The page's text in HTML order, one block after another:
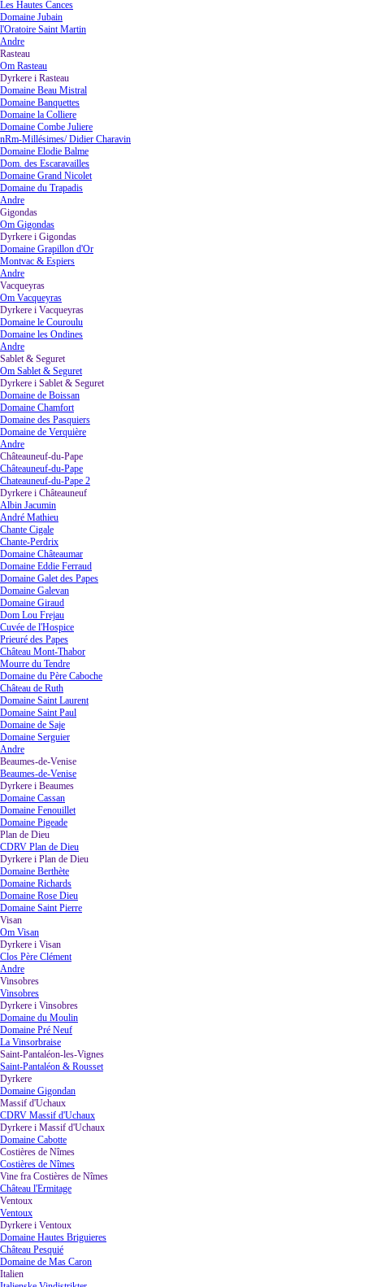
Les Hautes Cances
Domaine Jubain
l'Oratoire Saint Martin
Andre
Rasteau
Om Rasteau
Dyrkere i Rasteau
Domaine Beau Mistral
Domaine Banquettes
Domaine la Colliere
Domaine Combe Juliere
nRm-Millésimes/ Didier Charavin
Domaine Elodie Balme
Dom. des Escaravailles
Domaine Grand Nicolet
Domaine du Trapadis
Andre
Gigondas
Om Gigondas
Dyrkere i Gigondas
Domaine Grapillon d'Or
Montvac & Espiers
Andre
Vacqueyras
Om Vacqueyras
Dyrkere i Vacqueyras
Domaine le Couroulu
Domaine les Ondines
Andre
Sablet & Seguret▼
Om Sablet & Seguret
Dyrkere i Sablet & Seguret▼
Domaine de Boissan
Domaine Chamfort
Domaine des Pasquiers
Domaine de Verquière
Andre
Châteauneuf-du-Pape
Châteauneuf-du-Pape
Chateauneuf-du-Pape 2
Dyrkere i Châteauneuf
Albin Jacumin
André Mathieu
Chante Cigale
Chante-Perdrix
Domaine Châteaumar
Domaine Eddie Ferraud
Domaine Galet des Papes
Domaine Galevan
Domaine Giraud
Dom Lou Frejau
Cuvée de l'Hospice
Prieuré des Papes
Château Mont-Thabor
Mourre du Tendre
Domaine du Père Caboche
Château de Ruth
Domaine Saint Laurent
Domaine Saint Paul
Domaine de Saje
Domaine Serguier
Andre
Beaumes-de-Venise
Beaumes-de-Venise
Dyrkere i Beaumes
Domaine Cassan
Domaine Fenouillet
Domaine Pigeade
Plan de Dieu
CDRV Plan de Dieu
Dyrkere i Plan de Dieu
Domaine Berthète
Domaine Richards
Domaine Rose Dieu
Domaine Saint Pierre
Visan
Om Visan
Dyrkere i Visan
Clos Père Clément
Andre
Vinsobres
Vinsobres
Dyrkere i Vinsobres
Domaine du Moulin
Domaine Pré Neuf
La Vinsorbraise
Saint-Pantaléon-les-Vignes
Saint-Pantaléon & Rousset
Dyrkere
Domaine Gigondan
Massif d'Uchaux
CDRV Massif d'Uchaux
Dyrkere i Massif d'Uchaux
Domaine Cabotte
Costières de Nîmes
Costières de Nîmes
Vine fra Costières de Nîmes
Château l'Ermitage
Ventoux
Ventoux
Dyrkere i Ventoux
Domaine Hautes Briguieres
Château Pesquié
Domaine de Mas Caron
Italien